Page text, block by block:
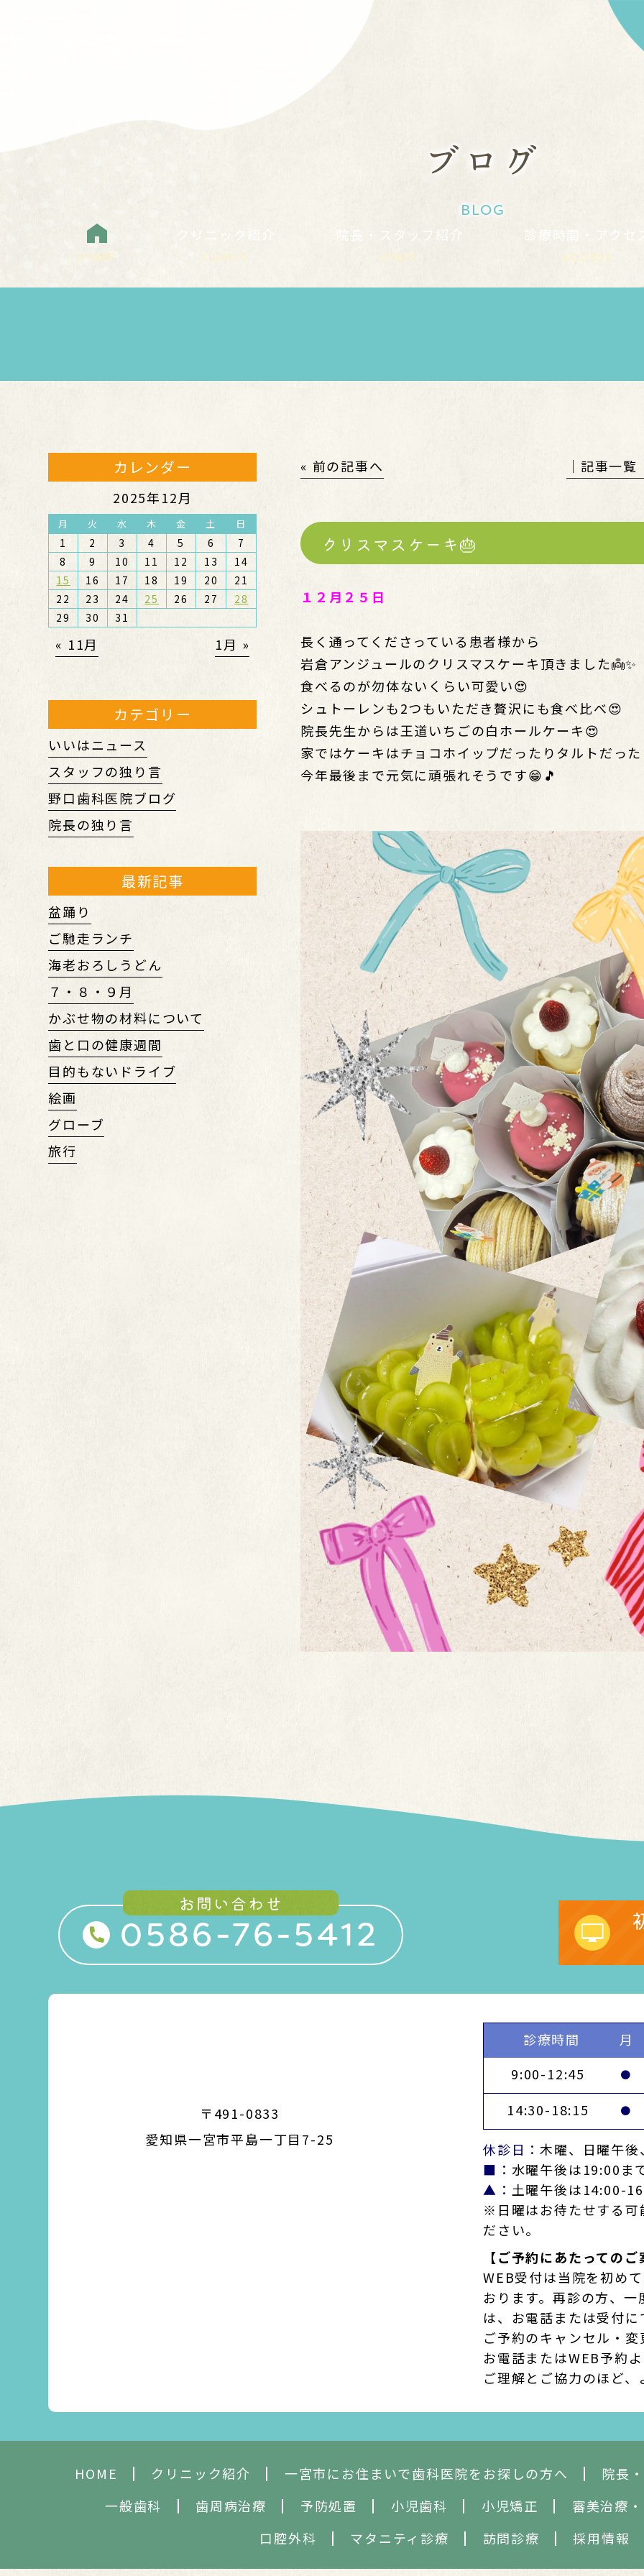
ブログ
BLOG
HOME
クリニック紹介
CLINIC
院長・スタッフ紹介
STAFF
診療時間・アクセ
ACCESS
« 前の記事へ │記事一
クリスマスケーキ🎂
１２月２５日
長く通ってくださっている患者様から
岩倉アンジュールのクリスマスケーキ頂きました👼✨
食べるのが勿体ないくらい可愛い😍
シュトーレンも2つもいただき贅沢にも食べ比べ😍
院長先生からは王道いちごの白ホールケーキ😍
家ではケーキはチョコホイップだったりタルトだっ
今年最後まで元気に頑張れそうです😁🎵
カレンダー
2025年12月
月 火 水 木 金 土 日
1 2 3 4 5 6
7
8
9 10 11 12 13
14
15
16 17 18 19 20
21
22
23 24 25 26 27
28
29
30 31
« 11月 1月 »
カテゴリー
いいはニュース
スタッフの独り言
野口歯科医院ブログ
院長の独り言
最新記事
盆踊り
ご馳走ランチ
海老おろしうどん
７・８・９月
かぶせ物の材料について
歯と口の健康週間
目的もないドライブ
絵画
グローブ
旅行
お問い合わせ
0586-76-5412
〒491-0833
愛知県一宮市平島一丁目7-25
診療時間
月
9:00-12:45
●
14:30-18:15 ●
休診日：木曜、日曜午後
■： 水曜午後は19:00ま
▲： 土曜午後は14:00-
※日曜はお待たせする可
ださい。
【ご予約にあたっての
WEB受付は当院を初め
おります。再診の方、
は、お電話または受付
ご予約のキャンセル・
お電話またはWEB予約
ご理解とご協力のほど
HOME クリニック紹介 一宮市にお住まいで歯科医院をお探しの方へ
院長
一般歯科
歯周病治療 予防処置 小児歯科 小児矯正 審美治療
口腔外科
マタニティ診療 訪問診療 採用情報